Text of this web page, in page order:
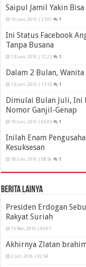
Saipul Jamil Yakin Bisa
10 Juni, 2016 | 23:01 1
Ini Status Facebook
Tanpa Busana
13 Juni, 2016 | 12:23 1
Dalam 2 Bulan,
13 Juni, 2016 | 13:33 1
Dimulai Bulan Juli, Ini
Nomor Ganjil-Genap
18 Juni, 2016 | 05:05 1
Inilah Enam
Kesuksesan
18 Juni, 2016 | 08:56 1
Berita Lainya
Presiden Erdogan
Rakyat Suriah
15 Mei, 2016 | 05:07
Akhirnya Zlatan
2 Juli, 2016 | 02:54